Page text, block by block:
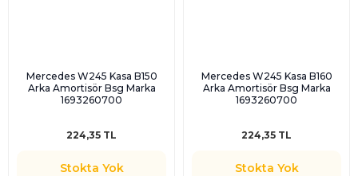
Mercedes W245 Kasa B150
Arka Amortisör Bsg Marka
1693260700
224,35 TL
Stokta Yok
Mercedes W245 Kasa B160
Arka Amortisör Bsg Marka
1693260700
224,35 TL
Stokta Yok